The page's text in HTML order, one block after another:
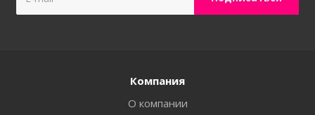
Компания
О компании